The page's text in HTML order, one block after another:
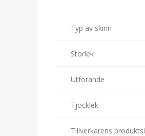
Typ av skinn
Storlek
Utförande
Tjocklek
Tillverkarens